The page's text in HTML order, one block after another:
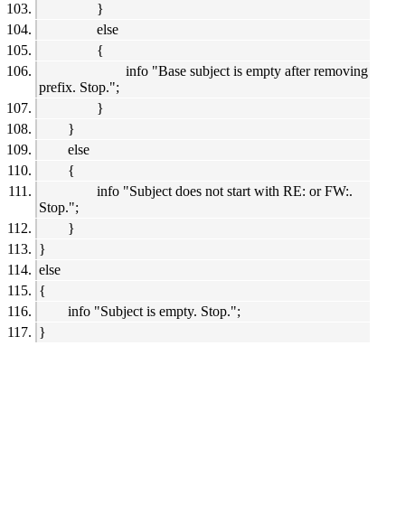
}
else
{
info "Base subject is empty after removing
prefix. Stop.";
}
}
else
{
info "Subject does not start with RE: or FW:.
Stop.";
}
}
else
{
info "Subject is empty. Stop.";
}